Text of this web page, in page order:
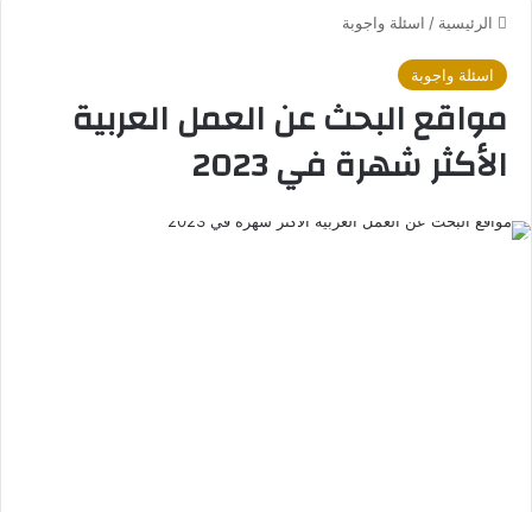
الرئيسية / اسئلة واجوبة
اسئلة واجوبة
مواقع البحث عن العمل العربية
الأكثر شهرة في 2023